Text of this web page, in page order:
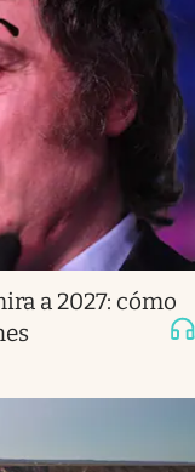
a 2027: cómo